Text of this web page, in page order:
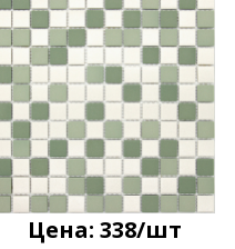
Цена: 338/шт